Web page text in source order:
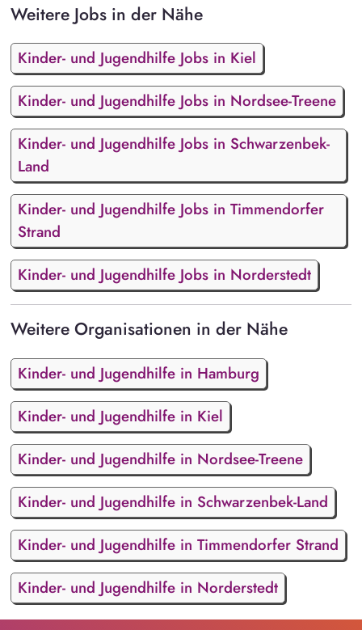
Weitere Jobs in der Nähe
Kinder- und Jugendhilfe Jobs in Kiel
Kinder- und Jugendhilfe Jobs in Nordsee-Treene
Kinder- und Jugendhilfe Jobs in Schwarzenbek-
Land
Kinder- und Jugendhilfe Jobs in Timmendorfer
Strand
Kinder- und Jugendhilfe Jobs in Norderstedt
Weitere Organisationen in der Nähe
Kinder- und Jugendhilfe in Hamburg
Kinder- und Jugendhilfe in Kiel
Kinder- und Jugendhilfe in Nordsee-Treene
Kinder- und Jugendhilfe in Schwarzenbek-Land
Kinder- und Jugendhilfe in Timmendorfer Strand
Kinder- und Jugendhilfe in Norderstedt